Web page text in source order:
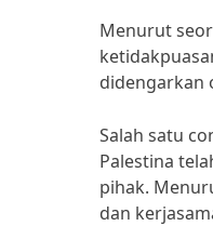
Menurut
didengarkan
Salah satu
Palestina
pihak.
dan